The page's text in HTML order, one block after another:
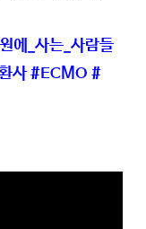
에_사는_사람들
사 #ECMO #